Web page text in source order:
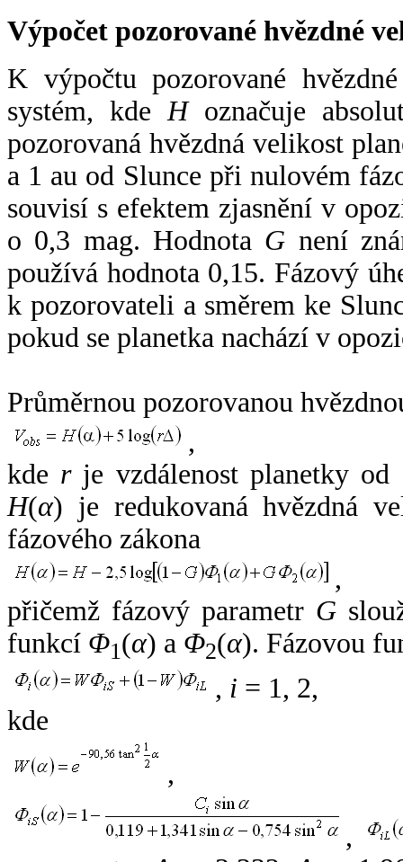
Výpočet pozorované hvězdné
K výpočtu pozorované
systém, kde Hoznačuje
pozorovaná hvězdná velikost
a 1 au od Slunce při nulovém
souvisí s efektem zjasnění v
o 0,3 mag. Hodnota G není
používá hodnota 0,15. Fázový
k pozorovateli a směrem ke
pokud se planetka nachází v
Průměrnou pozorovanou
,
kde rje vzdálenost planetky od
H(α) je redukovaná hvězdná
fázového zákona
,
přičemž fázový parametr G
funkcí Φ1(α) a Φ2(α). Fázovou
, i = 1, 2,
kde
,
,